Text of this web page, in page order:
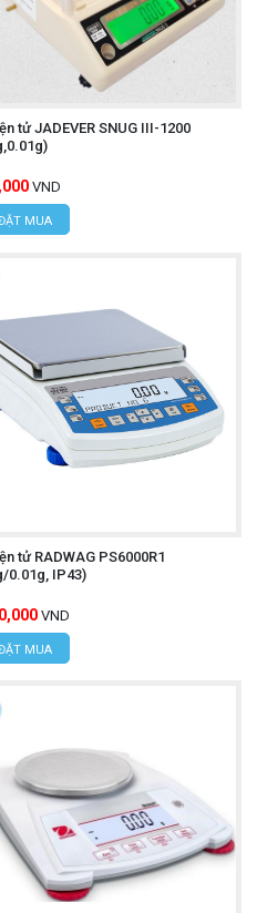
tử JADEVER SNUG III-1200
VND
MUA
tử RADWAG PS6000R1
0.01g, IP43)
VND
MUA